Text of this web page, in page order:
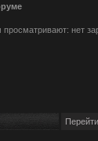
нет